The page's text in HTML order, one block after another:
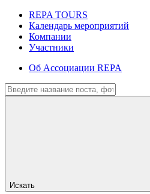
REPA TOURS
Календарь мероприятий
Компании
Участники
Об Ассоциации REPA
Искать